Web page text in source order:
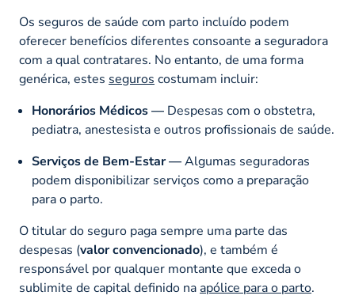
Os seguros de saúde com parto incluído podem
oferecer benefícios diferentes consoante a seguradora
com a qual contratares. No entanto, de uma forma
genérica, estes seguros costumam incluir:
Honorários Médicos — Despesas com o obstetra,
pediatra, anestesista e outros profissionais de saúde.
Serviços de Bem-Estar —Algumas seguradoras
podem disponibilizar serviços como a preparação
para o parto.
O titular do seguro paga sempre uma parte das
despesas (valor convencionado), e também é
responsável por qualquer montante que exceda o
sublimite de capital definido na apólice para o parto.